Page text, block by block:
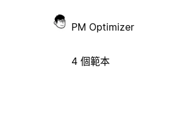
PM Optimizer
4 個範本